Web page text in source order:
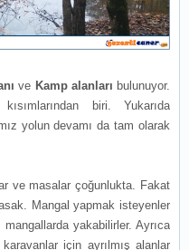
ve Kamp alanları bulunuyor.
biri. Yukarıda
yolun devamı da tam olarak
ve masalar çoğunlukta. Fakat
Mangal yapmak isteyenler
yakabilirler. Ayrıca
için ayrılmış alanlar